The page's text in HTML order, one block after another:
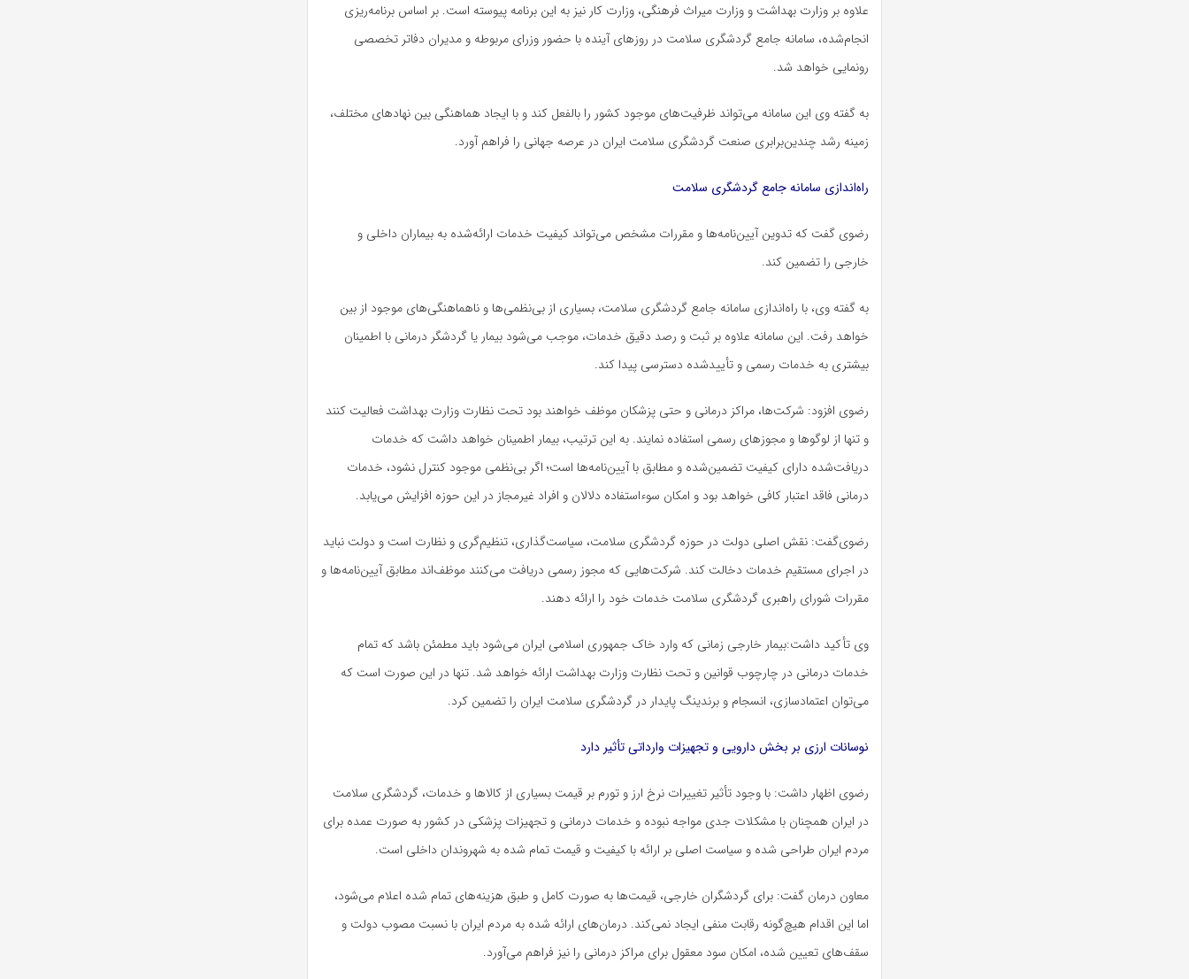
علاوه بر وزارت بهداشت و وزارت میراث فرهنگی، وزارت کار نیز به این برنامه پیوسته است. بر اساس برنامه‌ریزی
انجام‌شده، سامانه جامع گردشگری سلامت در روزهای آینده با حضور وزرای مربوطه و مدیران دفاتر تخصصی
رونمایی خواهد شد.
به گفته وی این سامانه می‌تواند ظرفیت‌های موجود کشور را بالفعل کند و با ایجاد هماهنگی بین نهادهای مختلف،
زمینه رشد چندین‌برابری صنعت گردشگری سلامت ایران در عرصه جهانی را فراهم آورد.
راه‌اندازی سامانه جامع گردشگری سلامت
رضوی گفت که تدوین آیین‌نامه‌ها و مقررات مشخص می‌تواند کیفیت خدمات ارائه‌شده به بیماران داخلی و
خارجی را تضمین کند.
به گفته وی، با راه‌اندازی سامانه جامع گردشگری سلامت، بسیاری از بی‌نظمی‌ها و ناهماهنگی‌های موجود از بین
خواهد رفت. این سامانه علاوه بر ثبت و رصد دقیق خدمات، موجب می‌شود بیمار یا گردشگر درمانی با اطمینان
بیشتری به خدمات رسمی و تأییدشده دسترسی پیدا کند.
رضوی افزود: شرکت‌ها، مراکز درمانی و حتی پزشکان موظف خواهند بود تحت نظارت وزارت بهداشت فعالیت کنند
و تنها از لوگوها و مجوزهای رسمی استفاده نمایند. به این ترتیب، بیمار اطمینان خواهد داشت که خدمات
دریافت‌شده دارای کیفیت تضمین‌شده و مطابق با آیین‌نامه‌ها است؛ اگر بی‌نظمی موجود کنترل نشود، خدمات
درمانی فاقد اعتبار کافی خواهد بود و امکان سوءاستفاده دلالان و افراد غیرمجاز در این حوزه افزایش می‌یابد.
رضوی‌گفت: نقش اصلی دولت در حوزه گردشگری سلامت، سیاست‌گذاری، تنظیم‌گری و نظارت است و دولت نباید
در اجرای مستقیم خدمات دخالت کند. شرکت‌هایی که مجوز رسمی دریافت می‌کنند موظف‌اند مطابق آیین‌نامه‌ها و
مقررات شورای راهبری گردشگری سلامت خدمات خود را ارائه دهند.
وی تأکید داشت:بیمار خارجی زمانی که وارد خاک جمهوری اسلامی ایران می‌شود باید مطمئن باشد که تمام
خدمات درمانی در چارچوب قوانین و تحت نظارت وزارت بهداشت ارائه خواهد شد. تنها در این صورت است که
می‌توان اعتمادسازی، انسجام و برندینگ پایدار در گردشگری سلامت ایران را تضمین کرد.
نوسانات ارزی بر بخش دارویی و تجهیزات وارداتی تأثیر دارد
رضوی اظهار داشت: با وجود تأثیر تغییرات نرخ ارز و تورم بر قیمت بسیاری از کالاها و خدمات، گردشگری سلامت
در ایران همچنان با مشکلات جدی مواجه نبوده و خدمات درمانی و تجهیزات پزشکی در کشور به صورت عمده برای
مردم ایران طراحی شده و سیاست اصلی بر ارائه با کیفیت و قیمت تمام شده به شهروندان داخلی است.
معاون درمان گفت: برای گردشگران خارجی، قیمت‌ها به صورت کامل و طبق هزینه‌های تمام شده اعلام می‌شود،
اما این اقدام هیچ‌گونه رقابت منفی ایجاد نمی‌کند. درمان‌های ارائه شده به مردم ایران با نسبت مصوب دولت و
سقف‌های تعیین شده، امکان سود معقول برای مراکز درمانی را نیز فراهم می‌آورد.